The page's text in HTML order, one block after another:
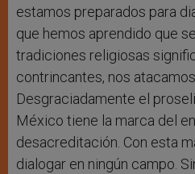
estamos preparados para
que hemos aprendido que
tradiciones religiosas
contrincantes, nos
Desgraciadamente el
México tiene la marca del
desacreditación. Con esta
dialogar en ningún campo.